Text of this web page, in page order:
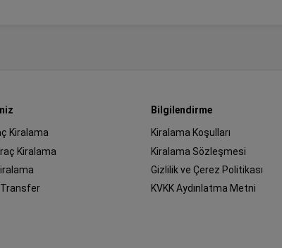
Kiralama
Kiralama
Transfer
Bilgilendirme
Kiralama Koşulları
Kiralama Sözleşmesi
Gizlilik ve Çerez Politikası
KVKK Aydınlatma Metni